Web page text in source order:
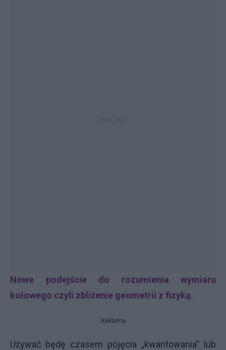
Nowe podejście do rozumienia wymiaru
kołowego czyli zbliżenie geometrii z fizyką.
Reklama
Używać będę czasem pojęcia „kwantowania” lub